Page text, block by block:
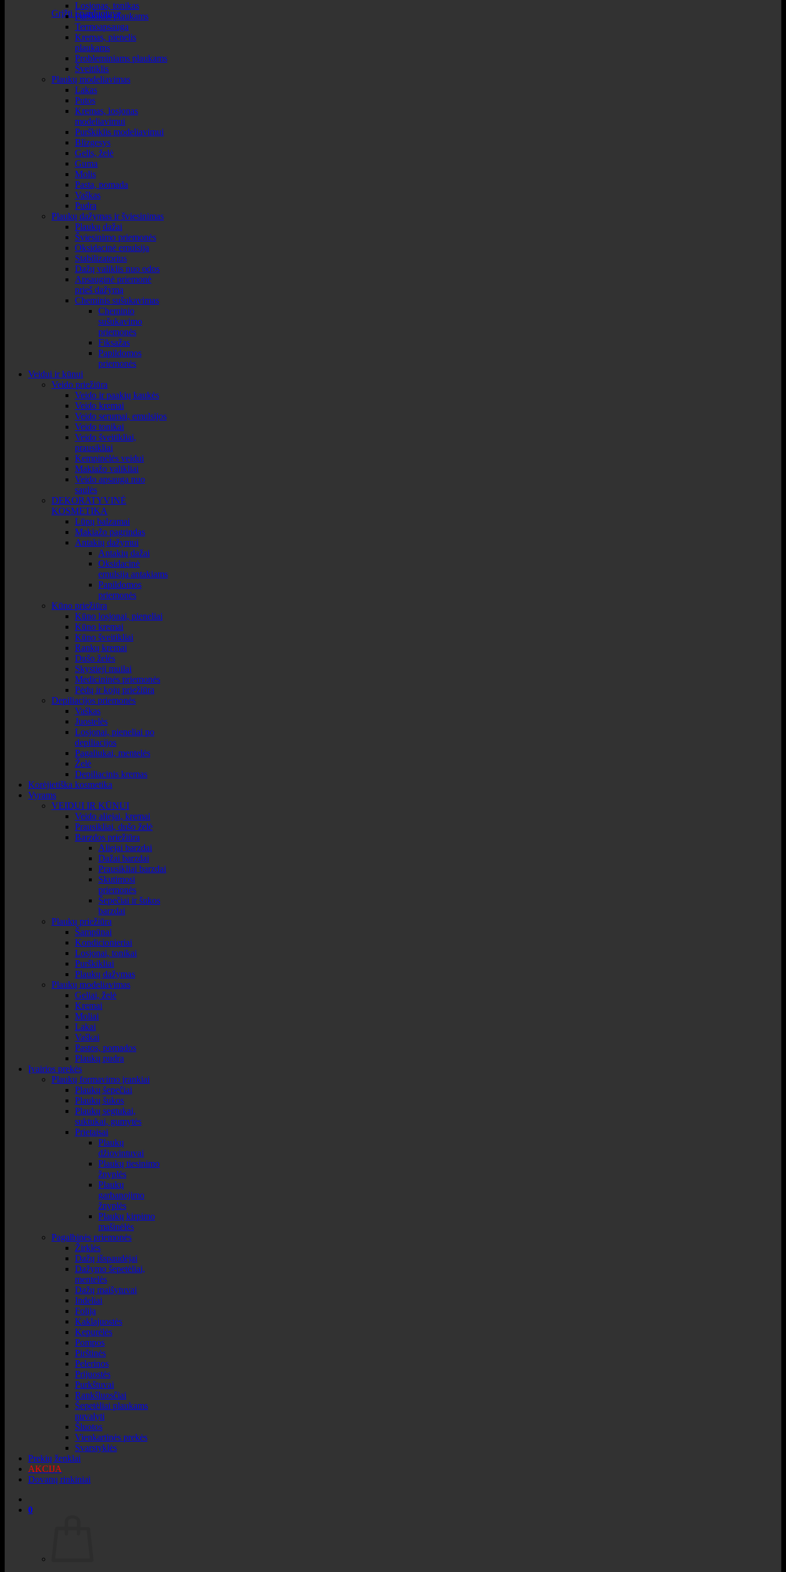
Grįžti į parduotuvę
Losjonas, tonikas
Purškiklis plaukams
Termoapsauga
Kremas, pienelis
plaukams
Probleminiams plaukams
Šveitiklis
Plaukų modeliavimas
Lakas
Putos
Kremas, losjonas
modeliavimui
Purškiklis modeliavimui
Blizgesys
Gelis, želė
Guma
Molis
Pasta, pomada
Vaškas
Pudra
Plaukų dažymas ir šviesinimas
Plaukų dažai
Šviesinimo priemonės
Oksidacinė emulsija
Stabilizatorius
Dažų valiklis nuo odos
Apsauginė priemonė
prieš dažymą
Cheminis sušukavimas
Cheminio
sušukavimo
priemonės
Fiksažas
Papildomos
priemonės
Veidui ir kūnui
Veido priežiūra
Veido ir paakių kaukės
Veido kremai
Veido serumai, emulsijos
Veido tonikai
Veido šveitikliai,
prausikliai
Kempinėlės veidui
Makiažo valikliai
Veido apsauga nuo
saulės
DEKORATYVINĖ
KOSMETIKA
Lūpų balzamai
Makiažo pagrindas
Antakių dažymui
Antakių dažai
Oksidacinė
emulsija antakiams
Papildomos
priemonės
Kūno priežiūra
Kūno losjonai, pieneliai
Kūno kremai
Kūno šveitikliai
Rankų kremai
Dušo želės
Skystieji muilai
Medicininės priemonės
Pėdų ir kojų priežiūra
Depiliacijos priemonės
Vaškas
Juostelės
Losjonai, pieneliai po
depiliacijos
Pagaliukai, mentelės
Želė
Depiliacinis kremas
Korėjietiška kosmetika
Vyrams
VEIDUI IR KŪNUI
Veido aliejai, kremai
Prausikliai, dušo želė
Barzdos priežiūra
Aliejai barzdai
Dažai barzdai
Prausikliai barzdai
Skutimosi
priemonės
Šepečiai ir šukos
barzdai
Plaukų priežiūra
Šampūnai
Kondicionieriai
Losjonai, tonikai
Purškikliai
Plaukų dažymas
Plaukų modeliavimas
Geliai, želė
Kremai
Moliai
Lakai
Vaškai
Pastos, pomados
Plaukų pudra
Įvairios prekės
Plaukų formavimo įrankiai
Plaukų šepečiai
Plaukų šukos
Plaukų segtukai,
suktukai, gumytės
Prietaisai
Plaukų
džiovintuvai
Plaukų tiesinimo
žnyplės
Plaukų
garbanojimo
žnyplės
Plaukų kirpimo
mašinėlės
Pagalbinės priemonės
Žirklės
Dažų išspaudėjai
Dažymo šepetėliai,
mentelės
Dažų maišytuvai
Indeliai
Folija
Kaklajuostės
Kepurėlės
Pompos
Pirštinės
Pelerinos
Prijuostės
Purkštuvai
Rankšluosčiai
Šepetėliai plaukams
nuvalyti
Šluotos
Vienkartinės prekės
Svarstyklės
Prekių ženklai
AKCIJA
Dovanų rinkiniai
0